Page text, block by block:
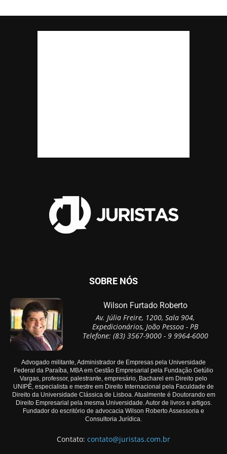
SOBRE NÓS
Wilson Furtado Roberto
Av. Júlia Freire, 1200, Sala 904,
Expedicionários, João Pessoa - PB
Telefone: (83) 3567-9000 - 9 9964-6000
Advogado militante, Administrador de Empresas pela Universidade
Federal da Paraíba, MBA em Gestão Empresarial pela Fundação Getúlio
Vargas, professor, palestrante, empresário, Bacharel em Direito pelo
UNIPÊ, especialista e mestre em Direito Internacional pela Faculdade de
Direito da Universidade Clássica de Lisboa. Atualmente é Doutorando em
Direito Empresarial pela mesma Universidade. Autor de livros e artigos.
Fundador do escritório de advocacia Wilson Roberto Assessoria e
Consultoria Jurídica.
Contato: contato@juristas.com.br